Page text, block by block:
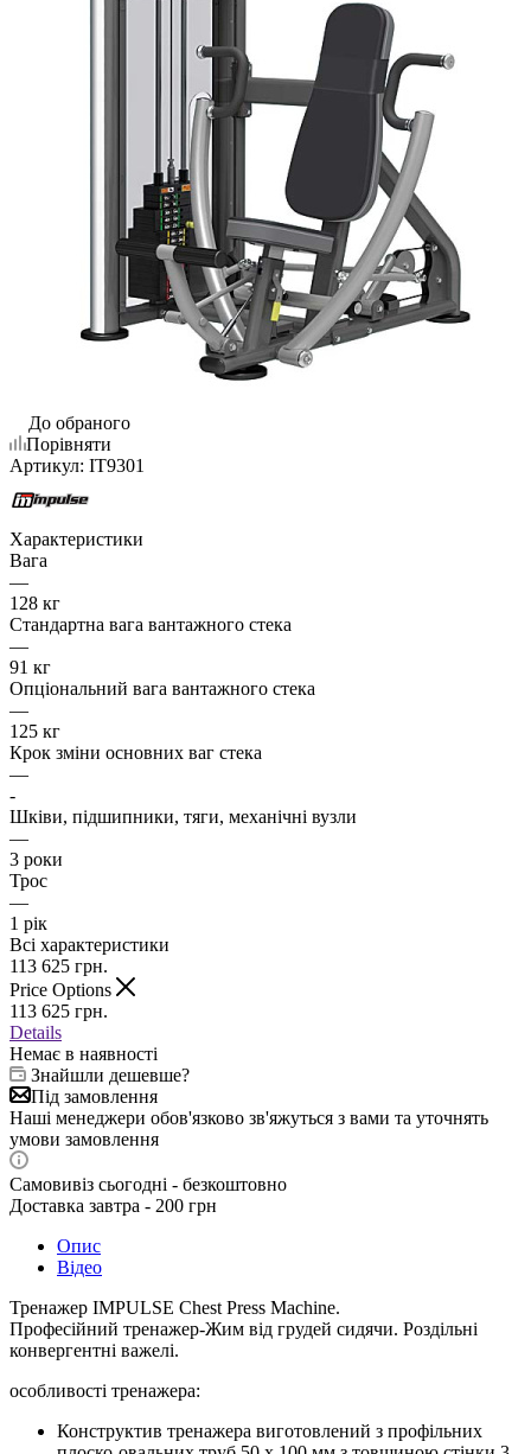
До обраного
Порівняти
Артикул: IT9301
Характеристики
Вага
—
128 кг
Стандартна вага вантажного стека
—
91 кг
Опціональний вага вантажного стека
—
125 кг
Крок зміни основних ваг стека
—
-
Шківи, підшипники, тяги, механічні вузли
—
3 роки
Трос
—
1 рік
Всі характеристики
113 625 грн.
Price Options
113 625 грн.
Details
Немає в наявності
Знайшли дешевше?
Під замовлення
Наші менеджери обов'язково зв'яжуться з вами та уточнять
умови замовлення
Самовивіз сьогодні - безкоштовно
Доставка завтра - 200 грн
Опис
Відео
Тренажер IMPULSE Chest Press Machine.
Професійний тренажер-Жим від грудей сидячи. Роздільні
конвергентні важелі.
особливості тренажера:
Конструктив тренажера виготовлений з профільних